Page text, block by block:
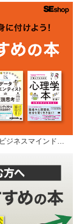
ジネスマインド…